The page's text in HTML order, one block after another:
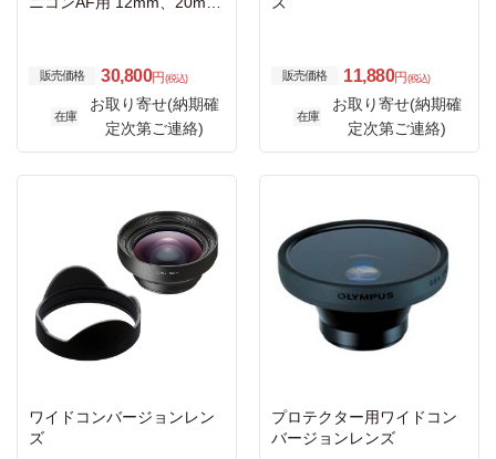
販売価格 30,800円 (税込)
在庫
お取り寄せ(納期確
定次第ご連絡)
販売価格 11,880円 (税込)
在庫
お取り寄せ(納期確
定次第ご連絡)
ワイドコンバージョンレン
ズ
プロテクター用ワイドコン
バージョンレンズ